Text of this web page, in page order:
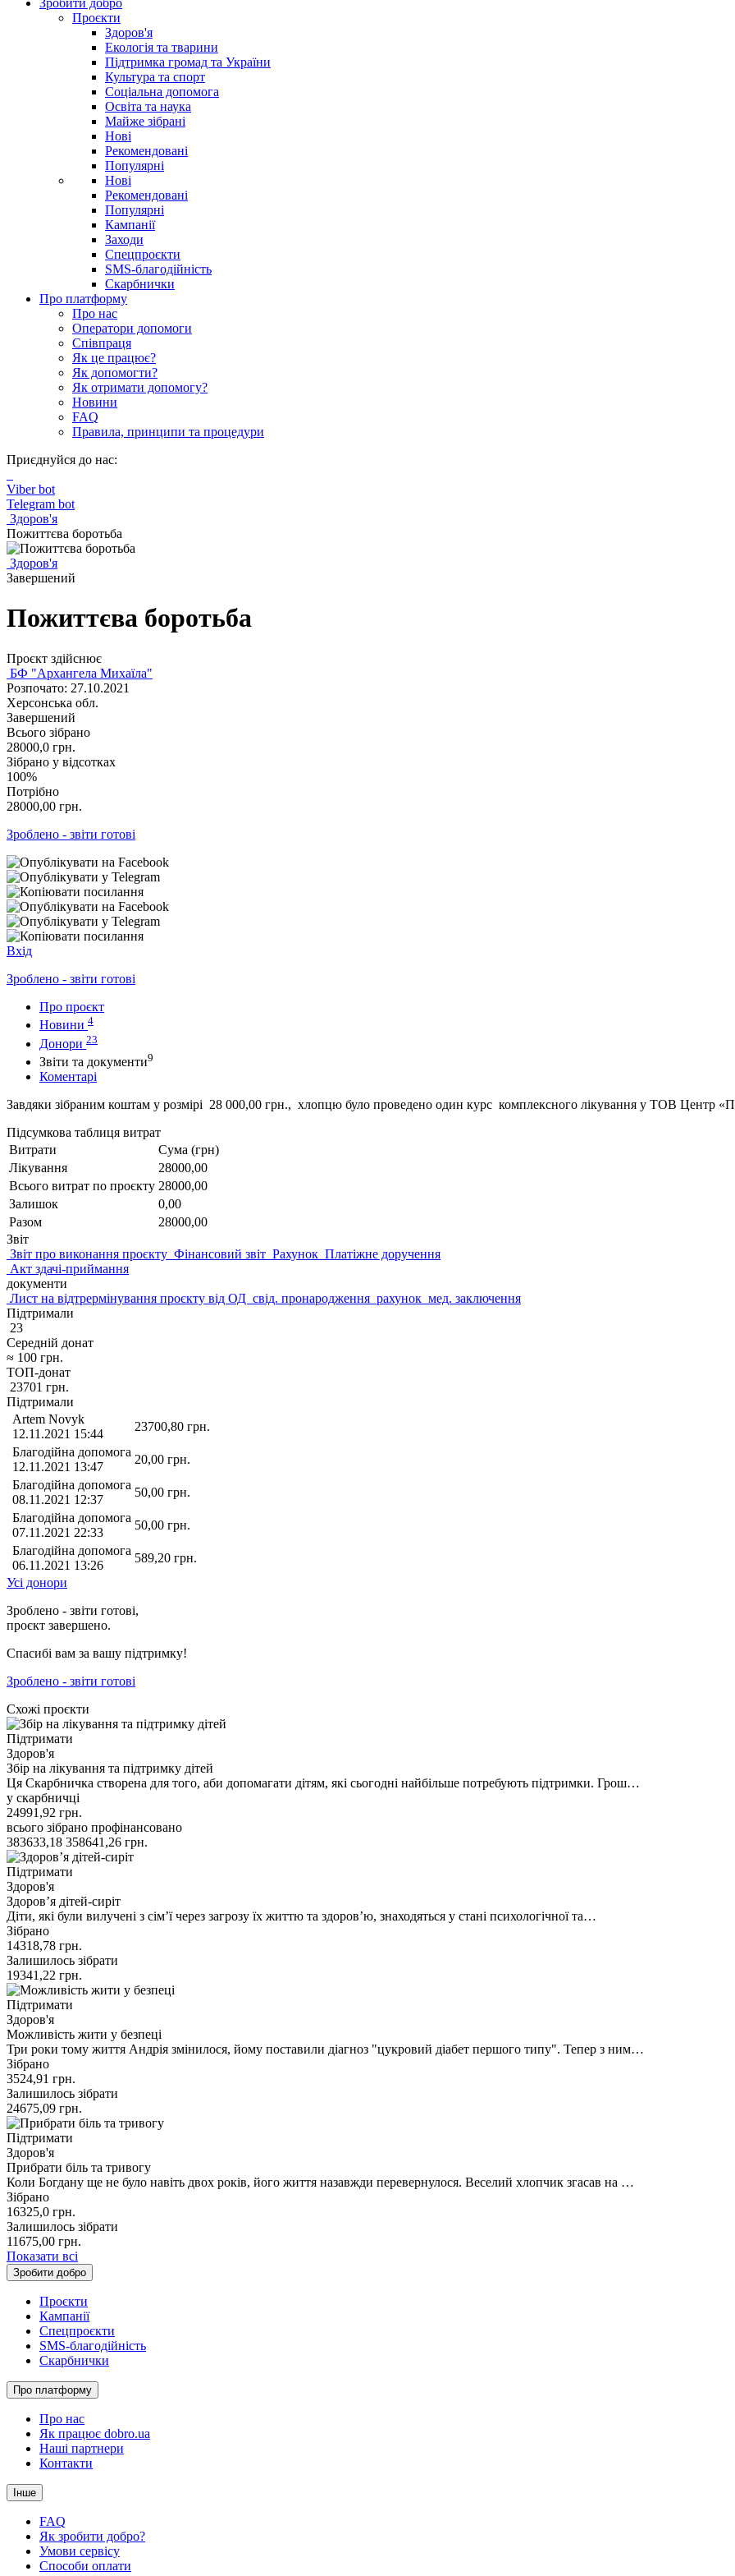
Зробити добро
Проєкти
Здоров'я
Екологія та тварини
Підтримка громад та України
Культура та спорт
Соціальна допомога
Освіта та наука
Майже зібрані
Нові
Рекомендовані
Популярні
Нові
Рекомендовані
Популярні
Кампанії
Заходи
Спецпроєкти
SMS-благодійність
Скарбнички
Про платформу
Про нас
Оператори допомоги
Співпраця
Як це працює?
Як допомогти?
Як отримати допомогу?
Новини
FAQ
Правила, принципи та процедури
Приєднуйся до нас:
Viber bot
Telegram bot
Здоров'я
Пожиттєва боротьба
Здоров'я
Завершений
Пожиттєва боротьба
Проєкт здійснює
БФ "Архангела Михаїла"
Розпочато: 27.10.2021
Херсонська обл.
Завершений
Всього зібрано
28000,0 грн.
Зібрано у відсотках
100%
Потрібно
28000,00 грн.
Зроблено - звіти готові
Вхід
Зроблено - звіти готові
Про проєкт
Новини 4
Донори 23
Звіти та документи9
Коментарі
Завдяки зібраним коштам у розмірі 28 000,00 грн., хлопцю було проведено один курс комплексного лікування у ТОВ Центр
Підсумкова таблиця витрат
Витрати
Сума (грн)
Лікування
28000,00
Всього витрат по проєкту 28000,00
Залишок
0,00
Разом
28000,00
Звіт
Звіт про виконання проєкту Фінансовий звіт Рахунок Платіжне доручення
Акт здачі-приймання
документи
Лист на відтрермінування проєкту від ОД свід. пронародження рахунок мед. заключення
Підтримали
23
Середній донат
≈ 100 грн.
ТОП-донат
23701 грн.
Підтримали
Artem Novyk
12.11.2021 15:44
23700,80 грн.
Благодійна допомога
12.11.2021 13:47
20,00 грн.
Благодійна допомога
08.11.2021 12:37
50,00 грн.
Благодійна допомога
07.11.2021 22:33
50,00 грн.
Благодійна допомога
06.11.2021 13:26
589,20 грн.
Усі донори
Зроблено - звіти готові,
проєкт завершено.
Спасибі вам за вашу підтримку!
Зроблено - звіти готові
Схожі проєкти
Підтримати
Здоров'я
Збір на лікування та підтримку дітей
Ця Скарбничка створена для того, аби допомагати дітям, які сьогодні найбільше потребують підтримки. Грош…
у скарбничці
24991,92 грн.
всього зібрано профінансовано
383633,18 358641,26 грн.
Підтримати
Здоров'я
Здоров’я дітей-сиріт
Діти, які були вилучені з сім’ї через загрозу їх життю та здоров’ю, знаходяться у стані психологічної та…
Зібрано
14318,78 грн.
Залишилось зібрати
19341,22 грн.
Підтримати
Здоров'я
Можливість жити у безпеці
Три роки тому життя Андрія змінилося, йому поставили діагноз "цукровий діабет першого типу". Тепер з ним…
Зібрано
3524,91 грн.
Залишилось зібрати
24675,09 грн.
Підтримати
Здоров'я
Прибрати біль та тривогу
Коли Богдану ще не було навіть двох років, його життя назавжди перевернулося. Веселий хлопчик згасав на …
Зібрано
16325,0 грн.
Залишилось зібрати
11675,00 грн.
Показати всі
Зробити добро
Проєкти
Кампанії
Спецпроєкти
SMS-благодійність
Скарбнички
Про платформу
Про нас
Як працює dobro.ua
Наші партнери
Контакти
Інше
FAQ
Як зробити добро?
Умови сервісу
Способи оплати